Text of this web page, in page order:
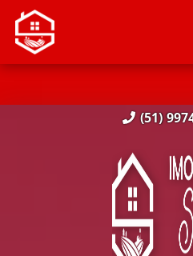
(51)